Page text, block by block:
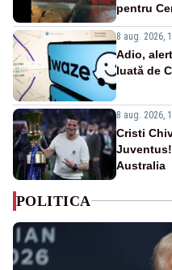
pentru
8 aug. 2026,
Adio,
luată de
8 aug. 2026,
Cristi
Australia
POLITICA